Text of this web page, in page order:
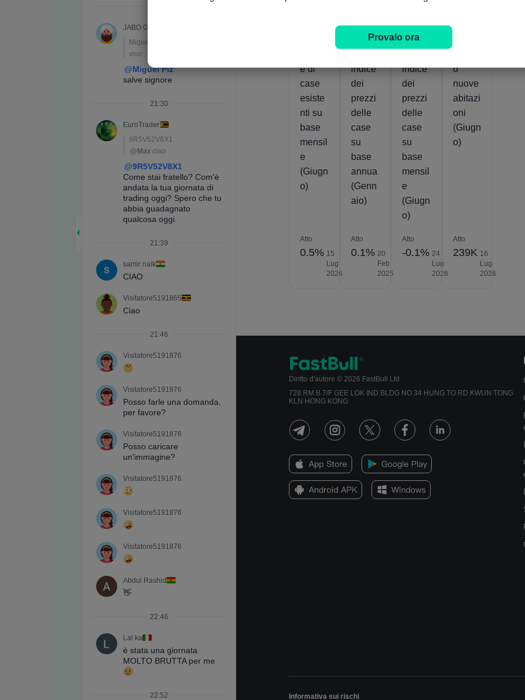
e di
case
esiste
nti su
base
mensil
e
(Giugn
o)
Atto
0.5% 15
Lug
2026
Canad
indice
dei
prezzi
delle
case
su
base
annua
(Genn
aio)
Atto
0.1% 20
Feb
2025
Canad
a
indice
dei
prezzi
delle
case
su
base
mensil
e
(Giugn
o)
Atto
-0.1% 24
Lug
2026
o
nuove
abitazi
oni
(Giugn
o)
Atto
239K 16
Lug
2026
Diritto d'autore © 2026 FastBull Ltd
728 RM B 7/F GEE LOK IND BLDG NO 34 HUNG TO RD KWUN TONG
KLN HONG KONG
Informativa sui rischi
Provalo ora